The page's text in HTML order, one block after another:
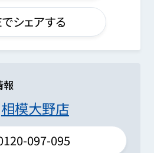
シェアする
報
相模大野店
097-095